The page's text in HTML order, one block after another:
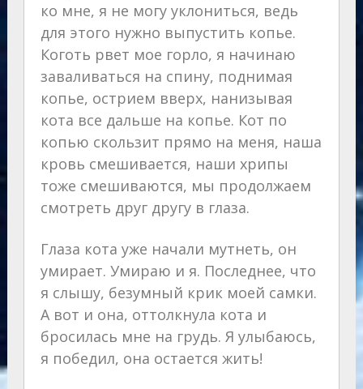
ко мне, я не могу уклониться, ведь
для этого нужно выпустить копье.
Коготь рвет мое горло, я начинаю
заваливаться на спину, поднимая
копье, острием вверх, нанизывая
кота все дальше на копье. Кот по
копью скользит прямо на меня, наша
кровь смешивается, наши хрипы
тоже смешиваются, мы продолжаем
смотреть друг другу в глаза.
Глаза кота уже начали мутнеть, он
умирает. Умираю и я. Последнее, что
я слышу, безумный крик моей самки.
А вот и она, оттолкнула кота и
бросилась мне на грудь. Я улыбаюсь,
я победил, она остается жить!